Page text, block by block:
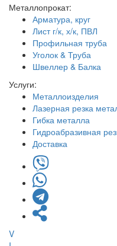
Металлопрокат:
Арматура, круг
Лист г/к, х/к, ПВЛ
Профильная труба
Уголок & Труба
Швеллер & Балка
Услуги:
Металлоизделия
Лазерная резка
Гибка металла
Гидроабразивная
Доставка
V